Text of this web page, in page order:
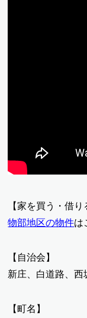
【家を買う・借り
物部地区の物件は
【自治会】
新庄、白道路、
【町名】